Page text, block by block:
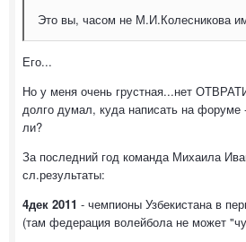
Это вы, часом не М.И.Колесникова
Его...
Но у меня очень грустная...нет
долго думал, куда написать на форуме
ли?
За последний год команда Михаила
сл.результаты:
4дек 2011 - чемпионы Узбекистана в
(там федерация волейбола не может